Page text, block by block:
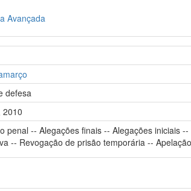
Avançada
defesa
2010
penal -- Alegações finais -- Alegações iniciais
-- Revogação de prisão temporária --